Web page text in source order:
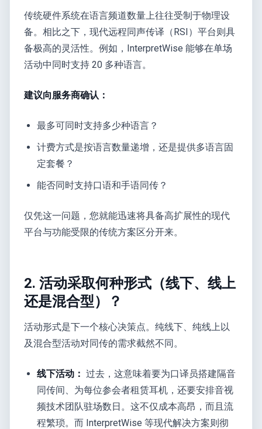
传统硬件系统在语言频道数量上往往受制于物理设
备。相比之下，现代远程同声传译（RSI）平台则具
备极高的灵活性。例如，InterpretWise 能够在单场
活动中同时支持 20 多种语言。
建议向服务商确认：
最多可同时支持多少种语言？
计费方式是按语言数量递增，还是提供多语言固
定套餐？
能否同时支持口语和手语同传？
仅凭这一问题，您就能迅速将具备高扩展性的现代
平台与功能受限的传统方案区分开来。
2. 活动采取何种形式（线下、线上
还是混合型）？
活动形式是下一个核心决策点。纯线下、纯线上以
及混合型活动对同传的需求截然不同。
线下活动： 过去，这意味着要为口译员搭建隔音
同传间、为每位参会者租赁耳机，还要安排音视
频技术团队驻场数日。这不仅成本高昂，而且流
程繁琐。而 InterpretWise 等现代解决方案则彻